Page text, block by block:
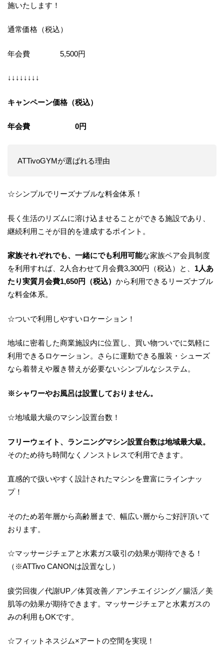
施いたします！
通常価格（税込）
年会費 5,500円
↓↓↓↓↓↓↓↓
キャンペーン価格（税込）
年会費 0円
ATTivoGYMが選ばれる理由
☆シンプルでリーズナブルな料金体系！
長く生活のリズムに溶け込ませることができる施設であり、
継続利用こそが目的を達成するポイント。
家族それぞれでも、一緒にでも利用可能な家族ペア会員制度
を利用すれば、2人合わせて月会費3,300円（税込）と、 1人あ
たり実質月会費1,650円（税込） から利用できるリーズナブル
な料金体系。
☆ついで利用しやすいロケーション！
地域に密着した商業施設内に位置し、買い物ついでに気軽に
利用できるロケーション。さらに運動できる服装・シューズ
なら着替えや履き替えが必要ないシンプルなシステム。
※シャワーやお風呂は設置しておりません。
☆地域最大級のマシン設置台数！
フリーウェイト、ランニングマシン設置台数は地域最大級。
そのため待ち時間なくノンストレスで利用できます。
直感的で扱いやすく設計されたマシンを豊富にラインナッ
プ！
そのため若年層から高齢層まで、幅広い層からご好評頂いて
おります。
☆マッサージチェアと水素ガス吸引の効果が期待できる！
（※ATTivo CANONは設置なし）
疲労回復／代謝UP／体質改善／アンチエイジング／腸活／美
肌等の効果が期待できます。マッサージチェアと水素ガスの
みの利用もOKです。
☆フィットネスジム×アートの空間を実現！